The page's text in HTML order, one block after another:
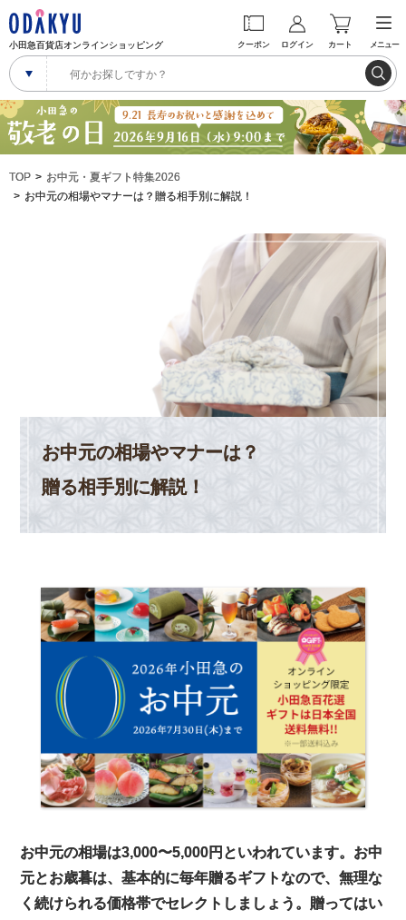
小田急百貨店オンラインショッピング クーポン ログイン カート メニュー
TOP
お中元・夏ギフト特集2026
お中元の相場やマナーは？贈る相手別に解説！
お中元の相場やマナーは？
贈る相手別に解説！
お中元の相場は3,000〜5,000円といわれています。お中
元とお歳暮は、基本的に毎年贈るギフトなので、無理な
く続けられる価格帯でセレクトしましょう。贈ってはい